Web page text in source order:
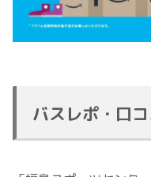
バスレポ・口